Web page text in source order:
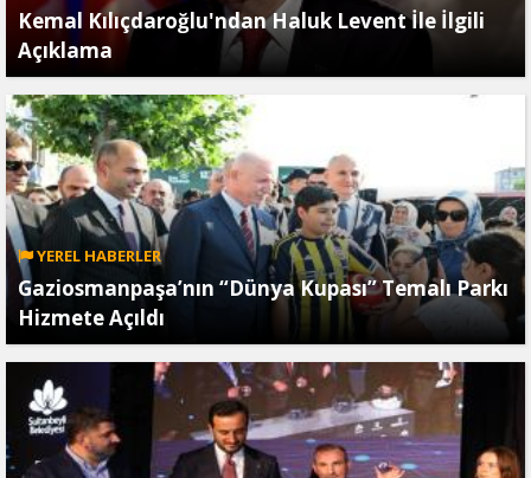
Kemal Kılıçdaroğlu'ndan Haluk Levent İle İlgili
Açıklama
YEREL HABERLER
Gaziosmanpaşa’nın “Dünya Kupası” Temalı Parkı
Hizmete Açıldı